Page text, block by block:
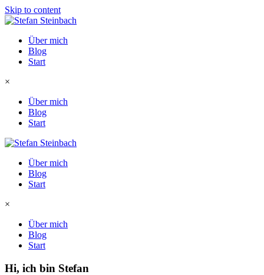
Skip to content
Über mich
Blog
Start
×
Über mich
Blog
Start
Über mich
Blog
Start
×
Über mich
Blog
Start
Hi, ich bin Stefan